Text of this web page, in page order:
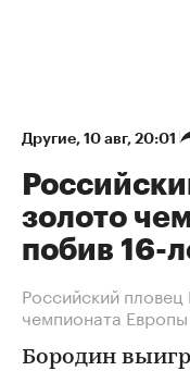
Другие⁠, 10 авг, 20:01
золото
побив 16-
Российский
чемпионата Европы
Бородин